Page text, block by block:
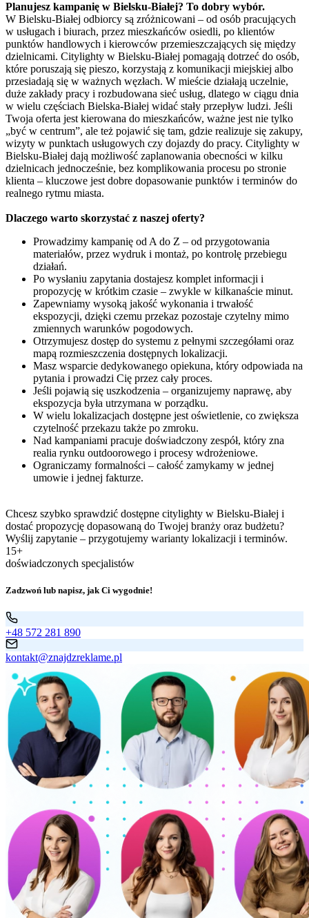
Planujesz kampanię w Bielsku-Białej? To dobry wybór.
W Bielsku-Białej odbiorcy są zróżnicowani – od osób pracujących
w usługach i biurach, przez mieszkańców osiedli, po klientów
punktów handlowych i kierowców przemieszczających się między
dzielnicami. Citylighty w Bielsku-Białej pomagają dotrzeć do osób,
które poruszają się pieszo, korzystają z komunikacji miejskiej albo
przesiadają się w ważnych węzłach. W mieście działają uczelnie,
duże zakłady pracy i rozbudowana sieć usług, dlatego w ciągu dnia
w wielu częściach Bielska-Białej widać stały przepływ ludzi. Jeśli
Twoja oferta jest kierowana do mieszkańców, ważne jest nie tylko
„być w centrum”, ale też pojawić się tam, gdzie realizuje się zakupy,
wizyty w punktach usługowych czy dojazdy do pracy. Citylighty w
Bielsku-Białej dają możliwość zaplanowania obecności w kilku
dzielnicach jednocześnie, bez komplikowania procesu po stronie
klienta – kluczowe jest dobre dopasowanie punktów i terminów do
realnego rytmu miasta.
Dlaczego warto skorzystać z naszej oferty?
Prowadzimy kampanię od A do Z – od przygotowania
materiałów, przez wydruk i montaż, po kontrolę przebiegu
działań.
Po wysłaniu zapytania dostajesz komplet informacji i
propozycję w krótkim czasie – zwykle w kilkanaście minut.
Zapewniamy wysoką jakość wykonania i trwałość
ekspozycji, dzięki czemu przekaz pozostaje czytelny mimo
zmiennych warunków pogodowych.
Otrzymujesz dostęp do systemu z pełnymi szczegółami oraz
mapą rozmieszczenia dostępnych lokalizacji.
Masz wsparcie dedykowanego opiekuna, który odpowiada na
pytania i prowadzi Cię przez cały proces.
Jeśli pojawią się uszkodzenia – organizujemy naprawę, aby
ekspozycja była utrzymana w porządku.
W wielu lokalizacjach dostępne jest oświetlenie, co zwiększa
czytelność przekazu także po zmroku.
Nad kampaniami pracuje doświadczony zespół, który zna
realia rynku outdoorowego i procesy wdrożeniowe.
Ograniczamy formalności – całość zamykamy w jednej
umowie i jednej fakturze.
Chcesz szybko sprawdzić dostępne citylighty w Bielsku-Białej i
dostać propozycję dopasowaną do Twojej branży oraz budżetu?
Wyślij zapytanie – przygotujemy warianty lokalizacji i terminów.
15+
doświadczonych specjalistów
Zadzwoń lub napisz, jak Ci wygodnie!
+48 572 281 890
kontakt@znajdzreklame.pl